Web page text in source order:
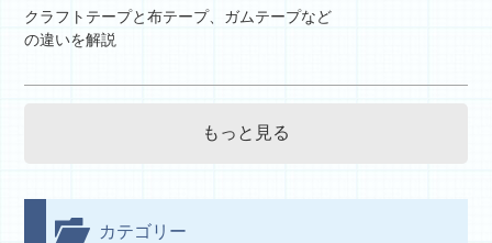
クラフトテープと布テープ、ガムテープなど
の違いを解説
もっと見る
カテゴリー